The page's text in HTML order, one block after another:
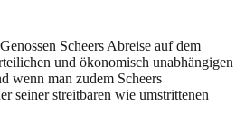
Scheers Abreise auf dem
und ökonomisch unabhängigen
wenn man zudem Scheers
seiner streitbaren wie umstrittenen